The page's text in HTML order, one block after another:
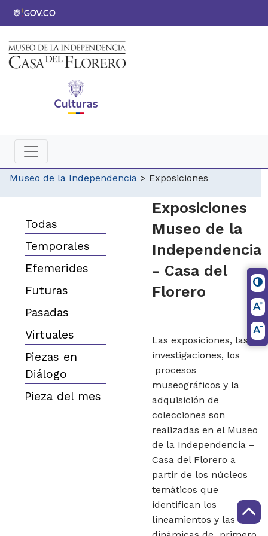
Museo de la Independencia > Exposiciones
Todas
Temporales
Efemerides
Futuras
Pasadas
Virtuales
Piezas en
Diálogo
Pieza del mes
​​Exposiciones
Museo de la
Independencia
- Casa del
Florero
Las exposiciones, las
investigaciones, los
procesos
museográficos y la
adquisición de
colecciones son
realizadas en el Museo
de la Independencia –
Casa del Florero a
partir de los núcleos
temáticos que
identifican los
lineamientos y las